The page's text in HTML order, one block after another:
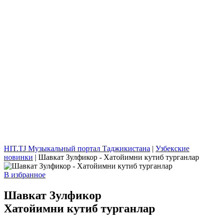
HIT.TJ Музыкальный портал Таджикистана | Узбекские
новинки | Шавкат Зулфикор - Хатойимни кутиб турганлар
В избранное
Шавкат Зулфикор
Хатойимни кутиб турганлар